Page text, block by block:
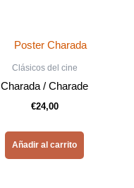
Clásicos del cine
Charada / Charade
€24,00
Añadir al carrito